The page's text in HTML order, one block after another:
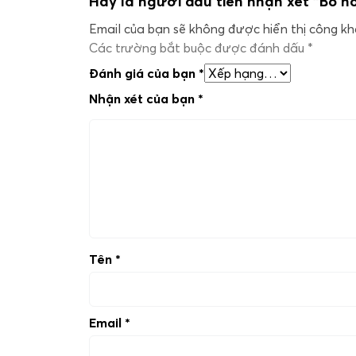
Email của bạn sẽ không được hiển thị công
Các trường bắt buộc được đánh dấu *
Đánh giá của bạn *
Nhận xét của bạn *
Tên *
Email *